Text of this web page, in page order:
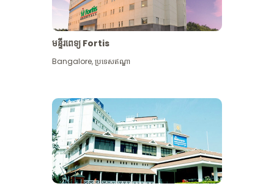
មន្ទីរពេទ្យ Fortis
Bangalore,ប្រទេសឥណ្ឌា